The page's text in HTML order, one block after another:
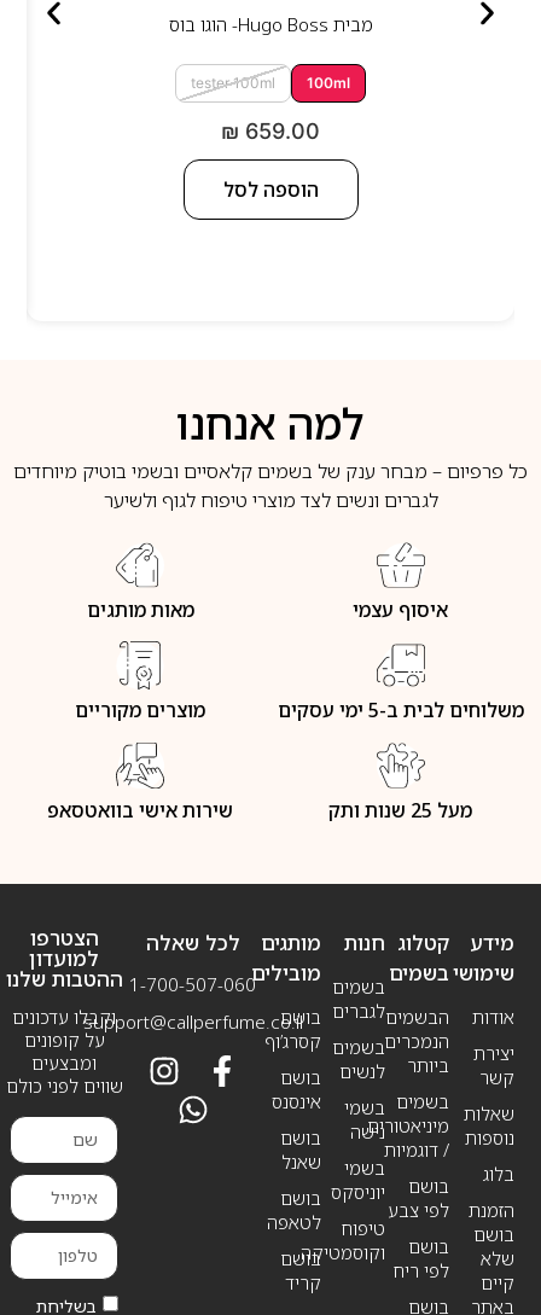
מבית Hugo Boss- הוגו בוס
100ml
tester 100ml
₪ 659.00
הוספה לסל
למה אנחנו
כל פרפיום – מבחר ענק של בשמים קלאסיים ובשמי בוטיק מיוחדים
לגברים ונשים לצד מוצרי טיפוח לגוף ולשיער
איסוף עצמי מאות מותגים
משלוחים לבית ב-5 ימי עסקים מוצרים מקוריים
מעל 25 שנות ותק שירות אישי בוואטסאפ
מידע
שימושי
אודות
יצירת
קשר
שאלות
נוספות
בלוג
הזמנת
בושם
שלא
קיים
באתר
חנות
בשמים
לגברים
בשמים
לנשים
בשמי
נישה
בשמי
יוניסקס
טיפוח
וקוסמטיקה
קטלוג
בשמים
הבשמים
הנמכרים
ביותר
בשמים
מיניאטורים
/ דוגמיות
בושם
לפי צבע
בושם
לפי ריח
בושם
מותגים
מובילים
בושם
קסרג’וף
בושם
אינסנס
בושם
שאנל
בושם
לטאפה
בושם
קריד
לכל שאלה
1-700-507-060
support@callperfume.co.il
הצטרפו
למועדון
ההטבות שלנו
וקבלו עדכונים
על קופונים
ומבצעים
שווים לפני כולם
בשליחת